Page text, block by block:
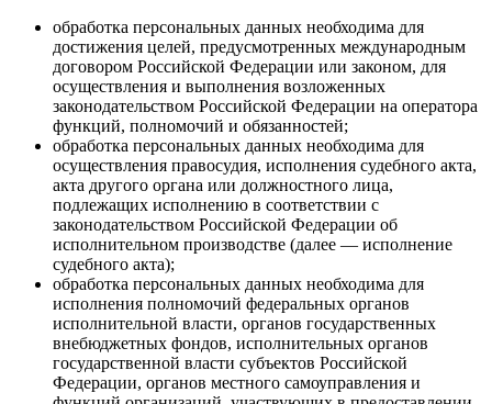
обработка персональных данных необходима для
достижения целей, предусмотренных международным
договором Российской Федерации или законом, для
осуществления и выполнения возложенных
законодательством Российской Федерации на оператора
функций, полномочий и обязанностей;
обработка персональных данных необходима для
осуществления правосудия, исполнения судебного акта,
акта другого органа или должностного лица,
подлежащих исполнению в соответствии с
законодательством Российской Федерации об
исполнительном производстве (далее — исполнение
судебного акта);
обработка персональных данных необходима для
исполнения полномочий федеральных органов
исполнительной власти, органов государственных
внебюджетных фондов, исполнительных органов
государственной власти субъектов Российской
Федерации, органов местного самоуправления и